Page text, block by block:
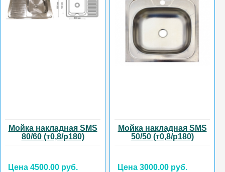
Мойка накладная SMS
80/60 (т0,8/р180)
Цена 4500.00 руб.
Мойка накладная SMS
50/50 (т0,8/р180)
Цена 3000.00 руб.